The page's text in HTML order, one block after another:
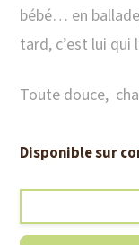
bébé… en
tard, c’est lui qui
Toute douce,
Disponible sur
de